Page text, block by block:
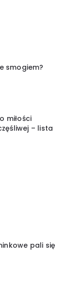
smogiem?
miłości
– lista
pali się